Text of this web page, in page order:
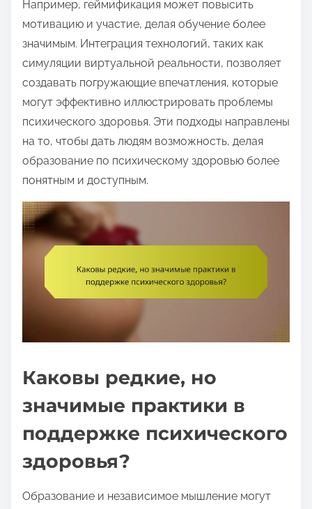
Например, геймификация может повысить
мотивацию и участие, делая обучение более
значимым. Интеграция технологий, таких как
симуляции виртуальной реальности, позволяет
создавать погружающие впечатления, которые
могут эффективно иллюстрировать проблемы
психического здоровья. Эти подходы направлены
на то, чтобы дать людям возможность, делая
образование по психическому здоровью более
понятным и доступным.
Каковы редкие, но
значимые практики в
поддержке психического
здоровья?
Образование и независимое мышление могут